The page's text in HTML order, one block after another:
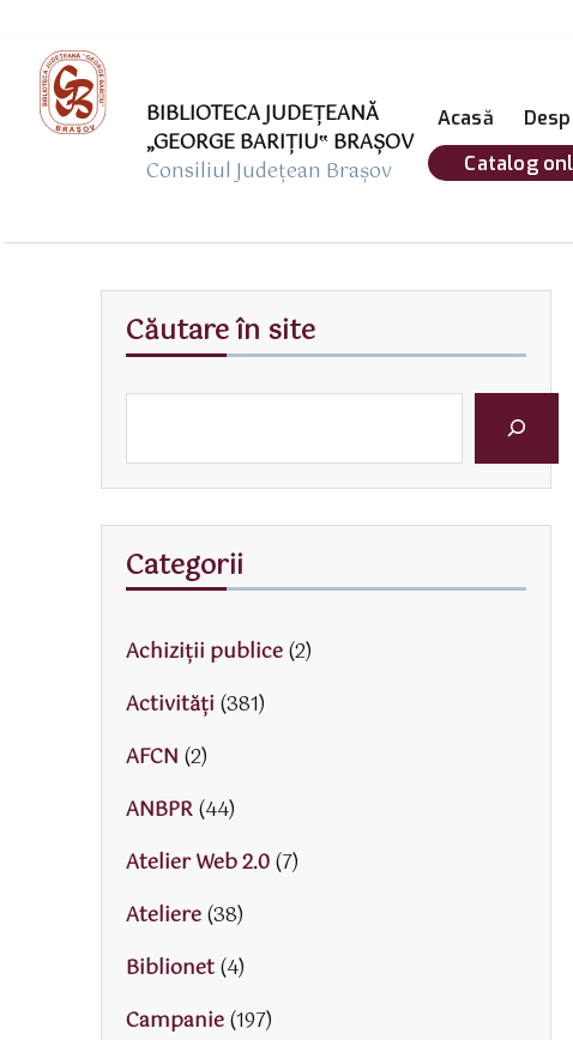
BIBLIOTECA JUDEȚEANĂ
„GEORGE BARIŢIU‟ BRAŞOV
Consiliul Județean Brașov
Acasă
Catalog
Căutare în site
Categorii
Achiziții publice(2)
Activităţi (381)
AFCN (2)
ANBPR(44)
Atelier Web 2.0(7)
Ateliere(38)
Biblionet(4)
Campanie(197)